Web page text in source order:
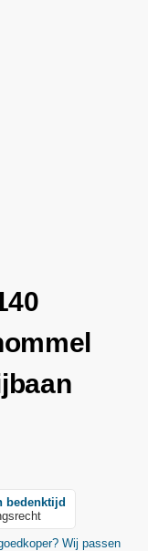
bedenktijd
Wij passen